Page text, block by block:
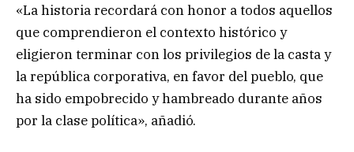
«La historia recordará con honor a todos aquellos
que comprendieron el contexto histórico y
eligieron terminar con los privilegios de la casta y
la república corporativa, en favor del pueblo, que
ha sido empobrecido y hambreado durante años
por la clase política», añadió.